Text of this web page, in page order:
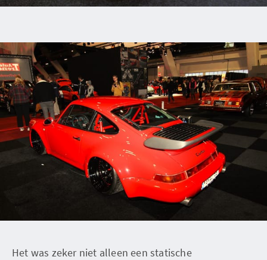
Het was zeker niet alleen een statische